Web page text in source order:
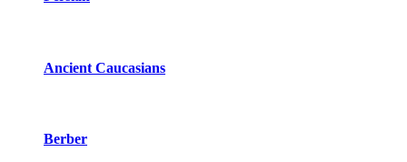
Ancient Caucasians
Berber